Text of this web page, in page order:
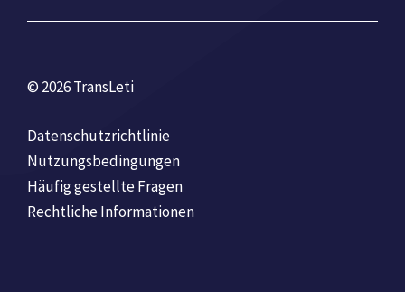
© 2026 TransLeti
Datenschutzrichtlinie
Nutzungsbedingungen
Häufig gestellte Fragen
Rechtliche Informationen